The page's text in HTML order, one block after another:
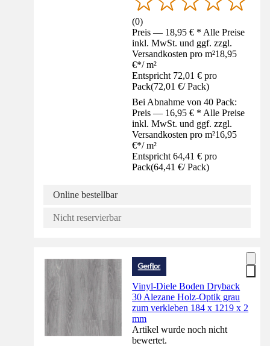
(0)
Preis — 18,95 € * Alle Preise
inkl. MwSt. und ggf. zzgl.
Versandkosten pro m²18,95
€*/ m²
Entspricht 72,01 € pro
Pack(72,01 €/ Pack)
Bei Abnahme von 40 Pack:
Preis — 16,95 € * Alle Preise
inkl. MwSt. und ggf. zzgl.
Versandkosten pro m²16,95
€*/ m²
Entspricht 64,41 € pro
Pack(64,41 €/ Pack)
Online bestellbar
Nicht reservierbar
Vinyl-Diele Boden Dryback
30 Alezane Holz-Optik grau
zum verkleben 184 x 1219 x 2
mm
Artikel wurde noch nicht
bewertet.